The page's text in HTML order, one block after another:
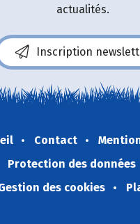
actualités.
Inscription
Contact
Protection des données
des cookies